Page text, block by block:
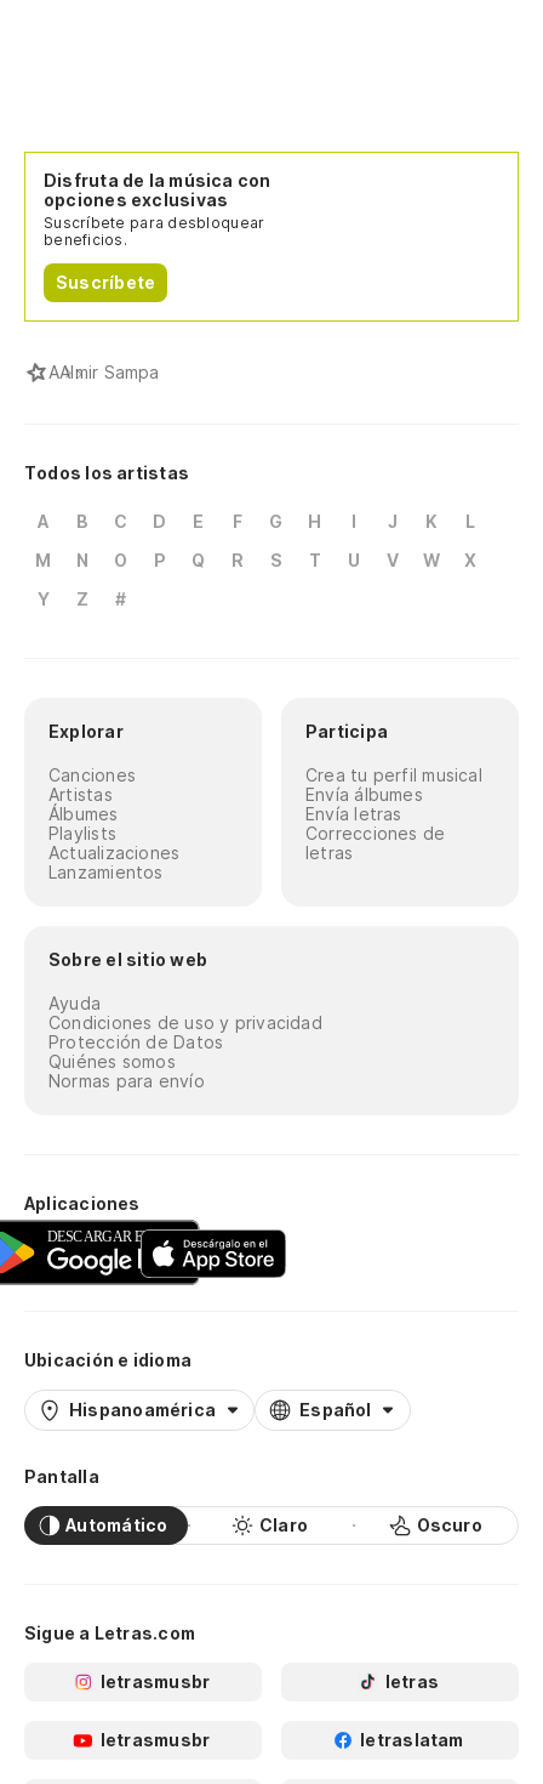
Disfruta de la música con
opciones exclusivas
Suscríbete para desbloquear
beneficios.
Suscríbete
AAlmir Sampa
Todos los artistas
A B C D E F G H I J K
L
M
N O P Q R S T U V W
X
Y
Z #
Explorar
Canciones
Artistas
Álbumes
Playlists
Actualizaciones
Lanzamientos
Participa
Crea tu perfil musical
Envía álbumes
Envía letras
Correcciones de
letras
Sobre el sitio web
Ayuda
Condiciones de uso y privacidad
Protección de Datos
Quiénes somos
Normas para envío
Aplicaciones
Ubicación e idioma
Hispanoamérica Español
Pantalla
Automático Claro Oscuro
Sigue a Letras.com
letrasmusbr letras
letrasmusbr letraslatam